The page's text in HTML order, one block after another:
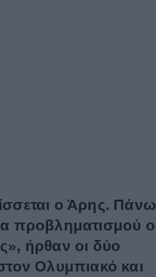
ο Άρης. Πάνω
προβληματισμού ο
ήρθαν οι δύο
Ολυμπιακό και